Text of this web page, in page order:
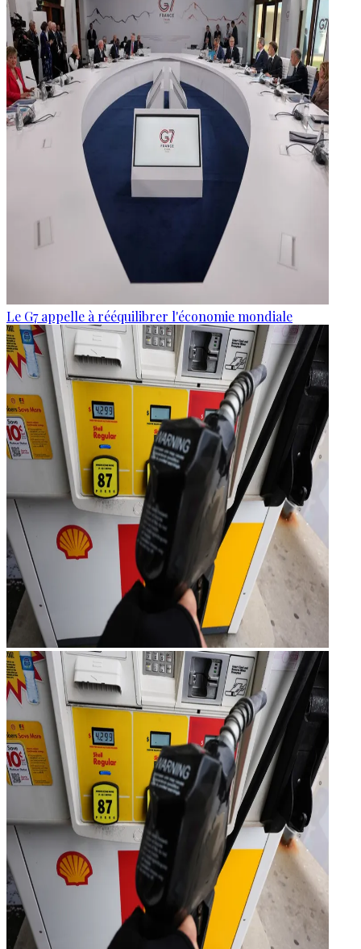
Le G7 appelle à rééquilibrer l'économie mondiale